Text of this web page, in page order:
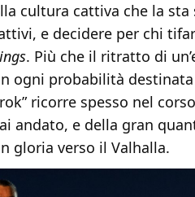
cultura cattiva che la
e decidere per chi
. Più che il ritratto di
ogni probabilità
ricorre spesso nel
andato, e della gran
gloria verso il Valhalla.